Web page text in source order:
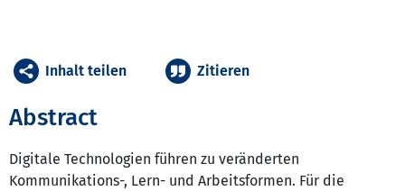
Abstract
Digitale Technologien führen zu veränderten
Kommunikations-, Lern- und Arbeitsformen. Für die
Inhalt teilen Zitieren